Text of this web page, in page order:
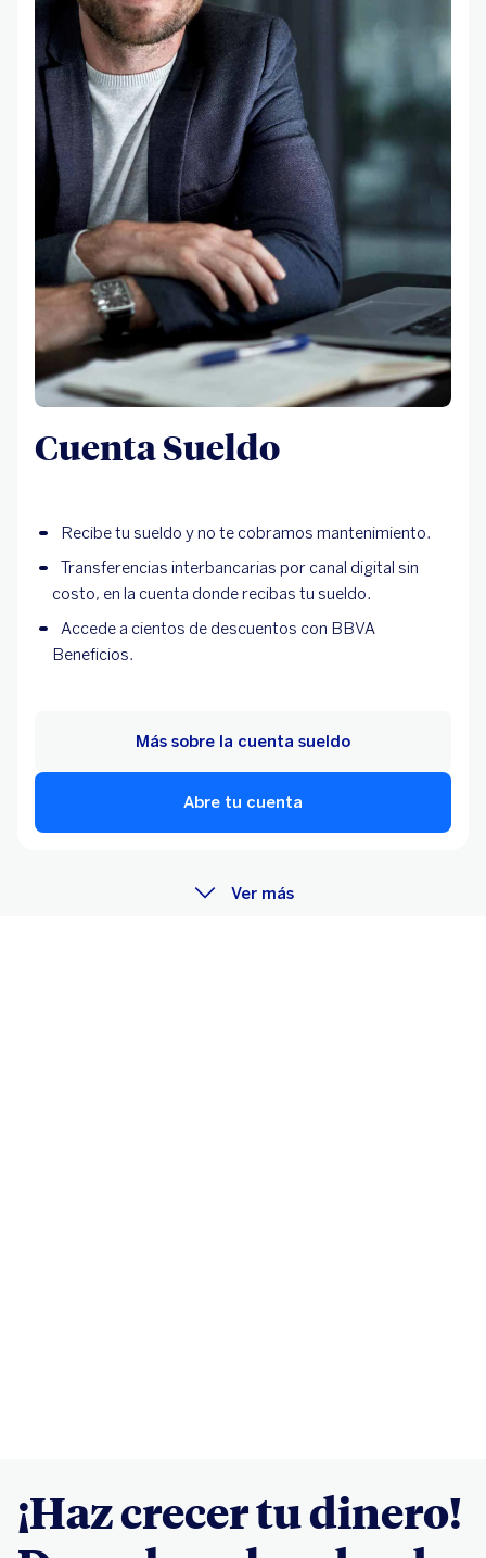
Cuenta Sueldo
Recibe tu sueldo y no te cobramos mantenimiento.
Transferencias interbancarias por canal digital sin
costo, en la cuenta donde recibas tu sueldo.
Accede a cientos de descuentos con BBVA
Beneficios.
Abre tu cuenta
Más sobre la cuenta sueldo
Ver más
¡Haz crecer tu dinero!